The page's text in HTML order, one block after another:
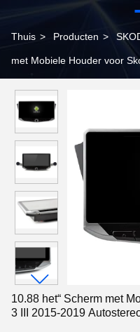
Thuis > Producten >
met Mobiele Houder voor
10.88 het“ Scherm met
3 III 2015-2019